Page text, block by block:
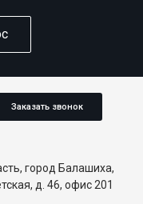
Заказать звонок
город Балашиха,
д. 46, офис 201